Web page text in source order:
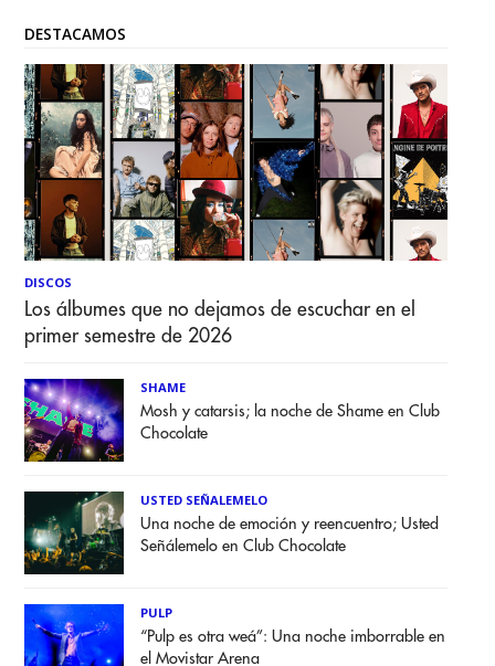
DESTACAMOS
DISCOS
Los álbumes que no dejamos de escuchar en el
primer semestre de 2026
SHAME
Mosh y catarsis; la noche de Shame en Club
Chocolate
USTED SEÑALEMELO
Una noche de emoción y reencuentro; Usted
Señálemelo en Club Chocolate
PULP
“Pulp es otra weá”: Una noche imborrable en
el Movistar Arena